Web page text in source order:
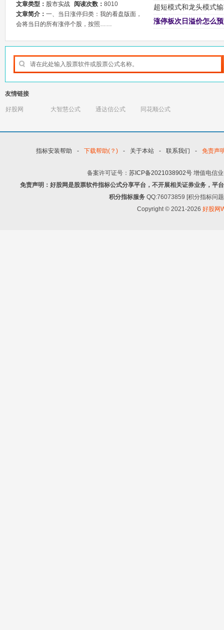
文章类型： 股市实战 阅读次数： 8010
文章简介： 一、当日涨停归类：我的看盘版面，
会将当日的所有涨停个股，按照……
什么你不赚钱
超短模式和龙头模式
涨停板次日溢价怎么
友情链接
好股网 大智慧公式 通达信公式 同花顺公式
指标安装帮助 - 下载帮助(？) - 关于本站 - 联系我们 - 免责声
备案许可证号： 苏ICP备2021038902号增值电信
免责声明：好股网是股票软件指标公式分享平台，不开展相关证券业务，平
积分指标服务 QQ:76073859 [积分指标问
Copyright © 2021-2026 好股网